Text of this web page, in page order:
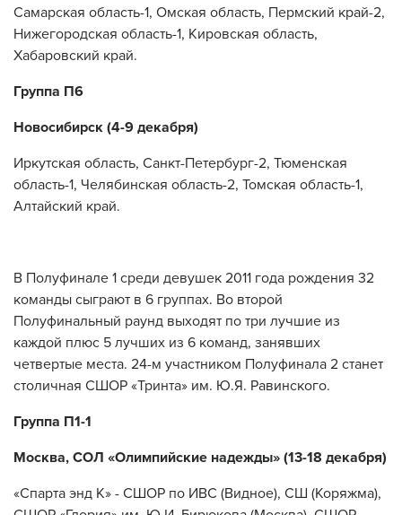
Самарская область-1, Омская область, Пермский край-2,
Нижегородская область-1, Кировская область,
Хабаровский край.
Группа П6
Новосибирск (4-9 декабря)
Иркутская область, Санкт-Петербург-2, Тюменская
область-1, Челябинская область-2, Томская область-1,
Алтайский край.
В Полуфинале 1 среди девушек 2011 года рождения 32
команды сыграют в 6 группах. Во второй
Полуфинальный раунд выходят по три лучшие из
каждой плюс 5 лучших из 6 команд, занявших
четвертые места. 24-м участником Полуфинала 2 станет
столичная СШОР «Тринта» им. Ю.Я. Равинского.
Группа П1-1
Москва, СОЛ «Олимпийские надежды» (13-18 декабря)
«Спарта энд К» - СШОР по ИВС (Видное), СШ (Коряжма),